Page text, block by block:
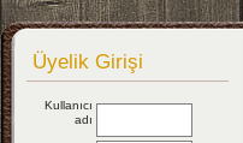
Üyelik Girişi
Kullanıcı
adı